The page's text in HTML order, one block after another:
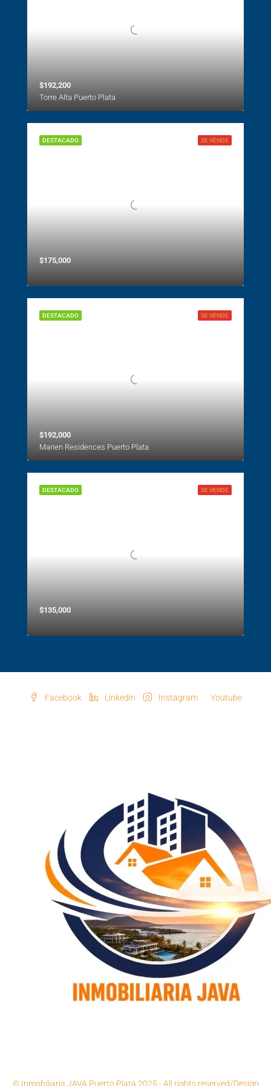
$192,200
Torre Alta Puerto Plata
SE VENDE
DESTACADO
$175,000
SE VENDE
DESTACADO
$192,000
Marien Residences Puerto Plata
SE VENDE
DESTACADO
$135,000
Facebook Linkedin Instagram Youtube
© Inmobiliaria JAVA Puerto Plata 2025 - All rights reserved/Design